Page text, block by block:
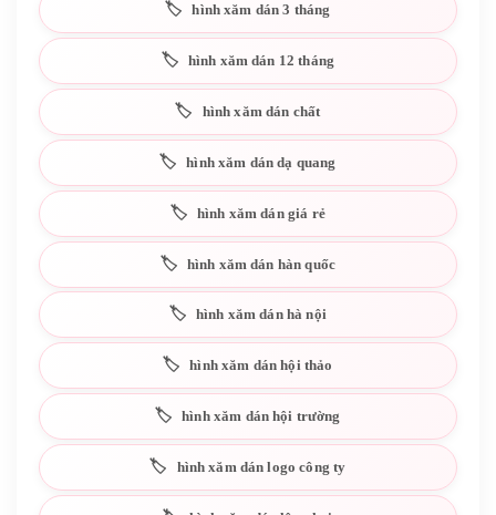
hình xăm dán 3 tháng
hình xăm dán 12 tháng
hình xăm dán chất
hình xăm dán dạ quang
hình xăm dán giá rẻ
hình xăm dán hàn quốc
hình xăm dán hà nội
hình xăm dán hội thảo
hình xăm dán hội trường
hình xăm dán logo công ty